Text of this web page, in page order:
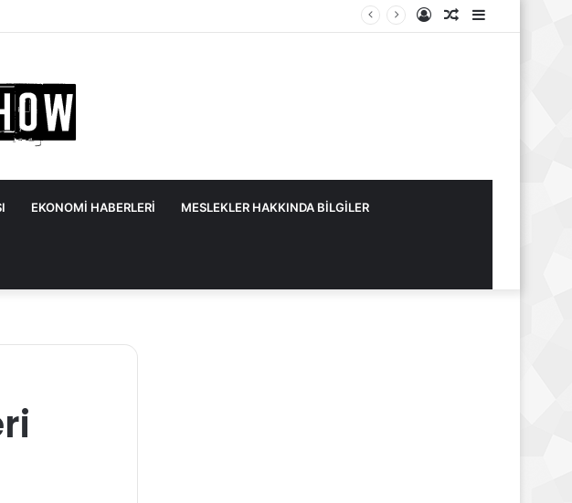
Kenar
Rastgele
Kayıt
EKONOMİ HABERLERİ MESLEKLER HAKKINDA BİLGİLER